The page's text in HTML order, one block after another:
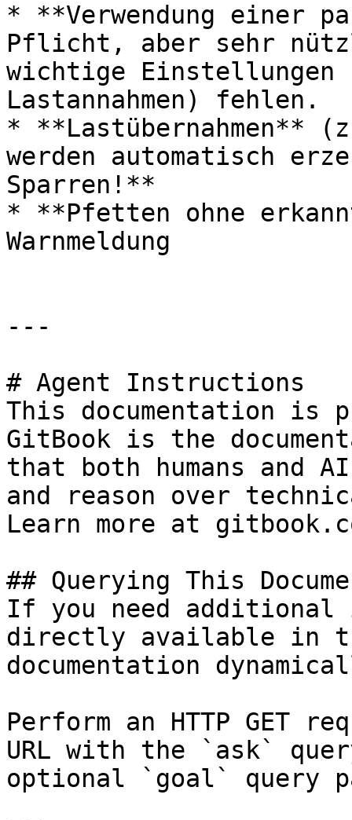
* **Verwendung einer
Pflicht, aber sehr
wichtige
Lastannahmen) fehlen.
* **Lastübernahmen**
werden automatisch
Sparren!**
* **Pfetten ohne
Warnmeldung
---
# Agent Instructions
This documentation is
GitBook is the
that both humans and
and reason over
Learn more at
## Querying This
If you need
directly available in
documentation
Perform an HTTP GET
URL with the `ask`
optional `goal` query